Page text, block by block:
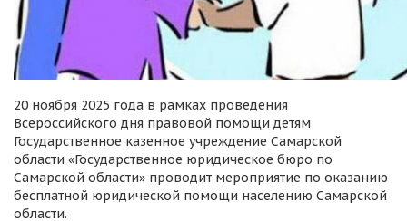
20 ноября 2025 года в рамках проведения
Всероссийского дня правовой помощи детям
Государственное казенное учреждение Самарской
области «Государственное юридическое бюро по
Самарской области» проводит мероприятие по оказанию
бесплатной юридической помощи населению Самарской
области.